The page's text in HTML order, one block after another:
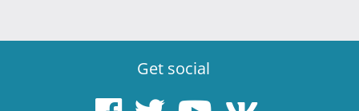
Get social